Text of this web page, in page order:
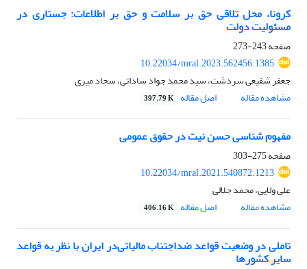
کرونا، محل تلاقی حق بر سلامت و حق بر اطلاعات: جستاری در
مسئولیت دولت
صفحه243-273
10.22034/mral.2023.562456.1385
جعفر شفیعی سردشت، سید محمد جواد ساداتی، سجاد میری
مشاهده مقاله
اصل مقاله 397.79 K
مفهوم شناسی حسن نیت در حقوق عمومی
صفحه275-303
10.22034/mral.2021.540872.1213
علی ولایی، محمد جلالی
مشاهده مقاله
اصل مقاله 406.16 K
تاملی در وضعیت قواعد ضداجتناب مالیاتی‌در ایران با نظر به قواعد
سایر کشورها